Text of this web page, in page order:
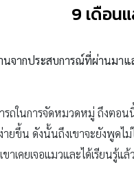
9 เดือน
นจากประสบการณ์ที่ผ่านมา
ถในการจัดหมวดหมู่ ถึงตอน
ยขึ้น ดังนั้นถึงเขาจะยังพูดไ
เคยเจอแมวและได้เรียนรู้แ